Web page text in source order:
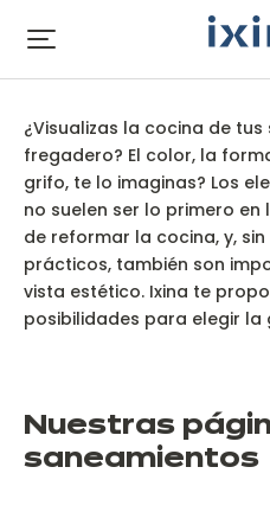
Abrir
el
Nuestro
¿Visualizas la cocina de tus
fregadero? El color, la
grifo, te lo imaginas? Los
no suelen ser lo primero
de reformar la cocina, y,
prácticos, también son
vista estético. Ixina te
posibilidades para elegir
Nuestras
saneamientos